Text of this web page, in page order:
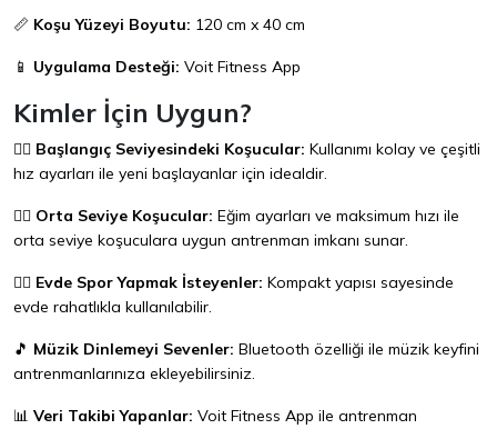
📏 Koşu Yüzeyi Boyutu: 120 cm x 40 cm
📱 Uygulama Desteği: Voit Fitness App
Kimler İçin Uygun?
🏃‍♂️ Başlangıç Seviyesindeki Koşucular: Kullanımı kolay ve çeşitli
hız ayarları ile yeni başlayanlar için idealdir.
🏃‍♀️ Orta Seviye Koşucular: Eğim ayarları ve maksimum hızı ile
orta seviye koşuculara uygun antrenman imkanı sunar.
🏋️‍♂️ Evde Spor Yapmak İsteyenler: Kompakt yapısı sayesinde
evde rahatlıkla kullanılabilir.
🎵 Müzik Dinlemeyi Sevenler: Bluetooth özelliği ile müzik keyfini
antrenmanlarınıza ekleyebilirsiniz.
📊 Veri Takibi Yapanlar: Voit Fitness App ile antrenman